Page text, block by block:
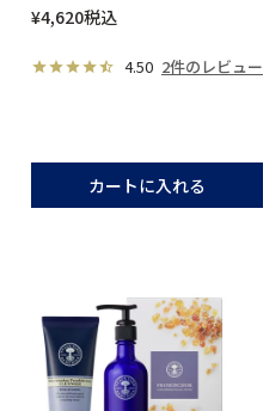
¥4,620税込
4.50 2件のレビュー
カートに入れる